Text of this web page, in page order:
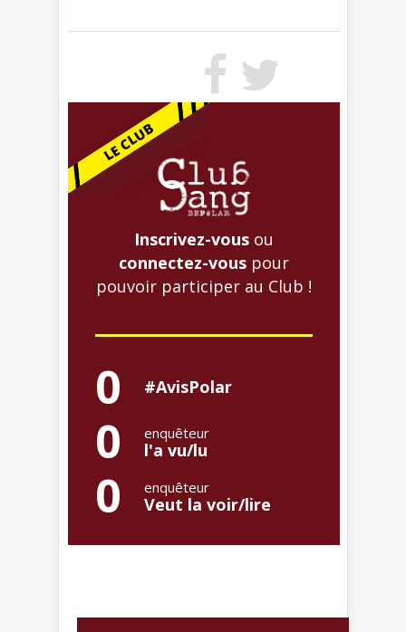
Inscrivez-vous ou
connectez-vous pour
pouvoir participer au Club !
0 #AvisPolar
0 enquêteur
l'a vu/lu
0 enquêteur
Veut la voir/lire